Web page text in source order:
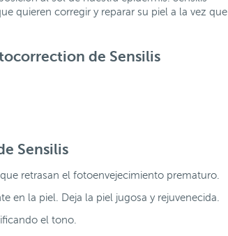
quieren corregir y reparar su piel a la vez que
de Sensilis
Sensilis
retrasan el fotoenvejecimiento prematuro.
en la piel. Deja la piel jugosa y rejuvenecida.
el tono.